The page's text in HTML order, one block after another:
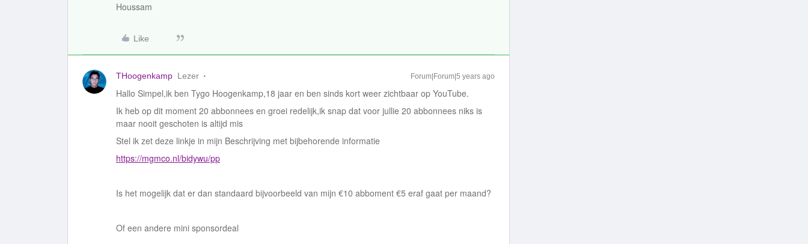
Houssam
Like
THoogenkamp Lezer Forum|Forum|5 years ago
Hallo Simpel,ik ben Tygo Hoogenkamp,18 jaar en ben sinds kort weer zichtbaar op YouTube.
Ik heb op dit moment 20 abbonnees en groei redelijk,ik snap dat voor jullie 20 abbonnees niks is
maar nooit geschoten is altijd mis
Stel ik zet deze linkje in mijn Beschrijving met bijbehorende informatie
https://mgmco.nl/bidywu/pp
Is het mogelijk dat er dan standaard bijvoorbeeld van mijn €10 abboment €5 eraf gaat per maand?
Of een andere mini sponsordeal